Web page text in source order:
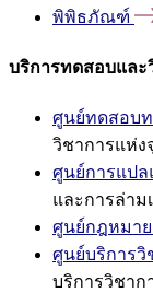
พิพิธภัณฑ์
บริการทดสอบและ
ศูนย์ทดสอบท
วิชาการแห่ง
ศูนย์การแปล
และการล่าม
ศูนย์กฎหมา
ศูนย์บริการ
บริการวิชาก